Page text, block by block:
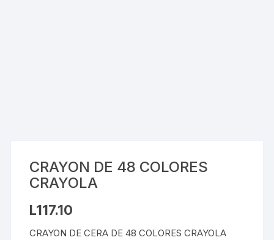
CRAYON DE 48 COLORES
CRAYOLA
L117.10
CRAYON DE CERA DE 48 COLORES CRAYOLA